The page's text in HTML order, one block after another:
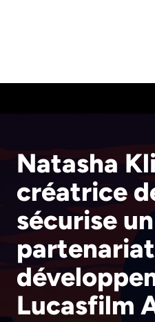
Natasha
créatrice
sécurise
Lucasfilm